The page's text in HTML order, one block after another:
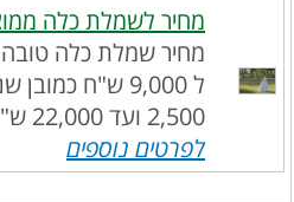
מחיר לשמלת כלה
ל 9,000 ש"ח
2,500 ועד 22,000 ש"ח מאוד תלוי בסוג......
לפרטים נוספים